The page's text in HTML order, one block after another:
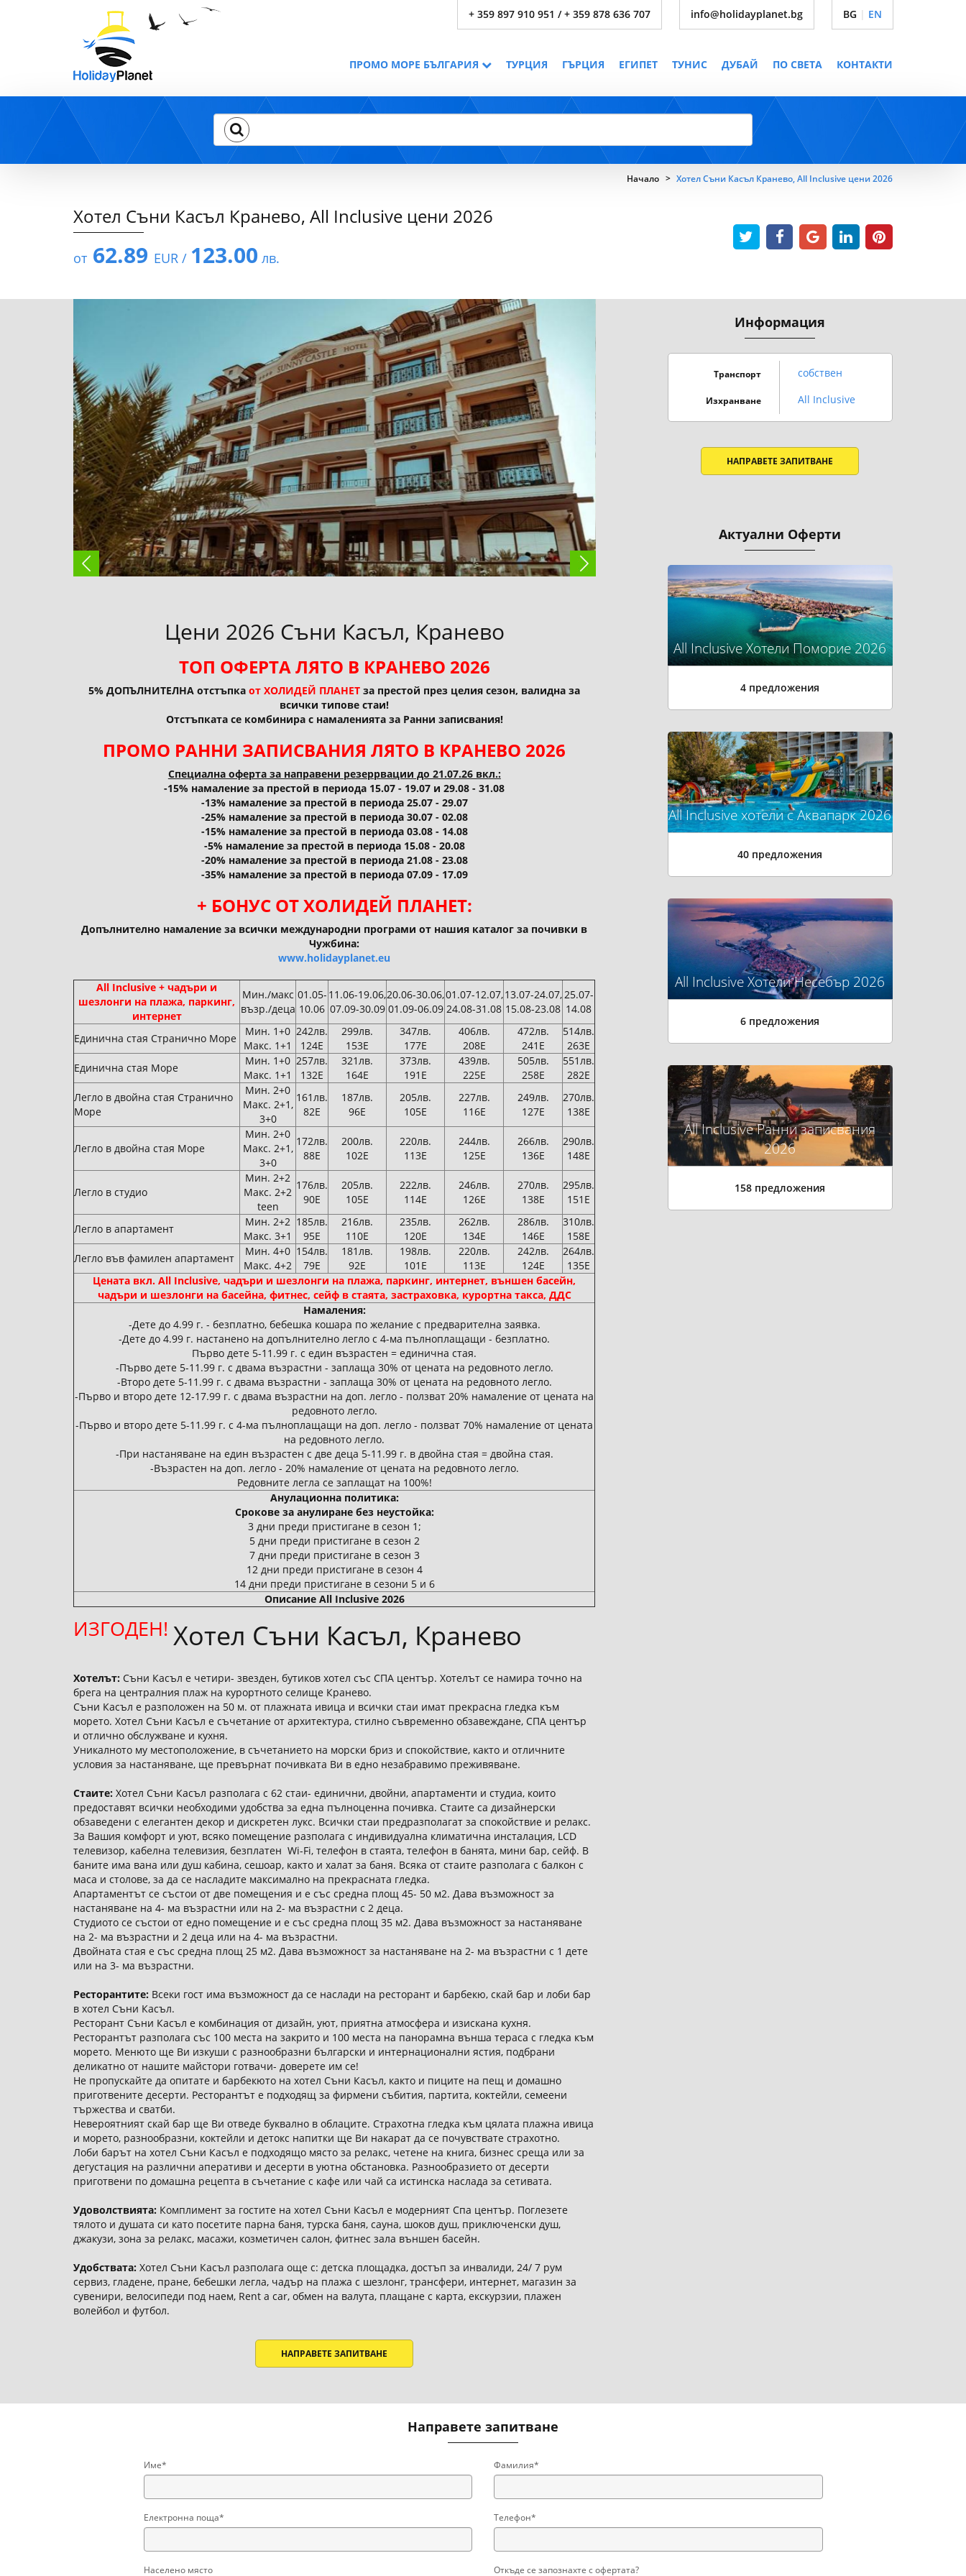
ПРОМО МОРЕ БЪЛГАРИЯ ТУРЦИЯ ГЪРЦИЯ ЕГИПЕТ ТУНИС ДУБАЙ ПО СВЕТА КОНТАКТИ
+ 359 897 910 951 / + 359 878 636 707 info@holidayplanet.bg BG | EN
Начало Хотел Съни Касъл Кранево, All Inclusive цени 2026
Хотел Съни Касъл Кранево, All Inclusive цени 2026
от 62.89 EUR / 123.00 лв.
Цени 2026 Съни Касъл, Кранево
ТОП ОФЕРТА ЛЯТО В КРАНЕВО 2026
5% ДОПЪЛНИТЕЛНА отстъпка от ХОЛИДЕЙ ПЛАНЕТ за престой през целия сезон, валидна за
всички типове стаи!
Отстъпката се комбинира с намаленията за Ранни записвания!
ПРОМО РАННИ ЗАПИСВАНИЯ ЛЯТО В КРАНЕВО 2026
Специална оферта за направени резеррвации до 21.07.26 вкл.:
-15% намаление за престой в периода 15.07 - 19.07 и 29.08 - 31.08
-13% намаление за престой в периода 25.07 - 29.07
-25% намаление за престой в периода 30.07 - 02.08
-15% намаление за престой в периода 03.08 - 14.08
-5% намаление за престой в периода 15.08 - 20.08
-20% намаление за престой в периода 21.08 - 23.08
-35% намаление за престой в периода 07.09 - 17.09
+ БОНУС ОТ ХОЛИДЕЙ ПЛАНЕТ:
Допълнително намаление за всички международни програми от нашия каталог за почивки в
Чужбина:
www.holidayplanet.eu
All Inclusive + чадъри и
шезлонги на плажа, паркинг,
интернет
Мин./макс
възр./деца
01.05-
10.06
11.06-19.06,
07.09-30.09
20.06-30.06,
01.09-06.09
01.07-12.07,
24.08-31.08
13.07-24.07,
15.08-23.08
25.07-
14.08
Единична стая Странично Море
Мин. 1+0
Макс. 1+1
242лв.
124Е
299лв.
153Е
347лв.
177Е
406лв.
208Е
472лв.
241Е
514лв.
263Е
Единична стая Море
Мин. 1+0
Макс. 1+1
257лв.
132Е
321лв.
164Е
373лв.
191Е
439лв.
225Е
505лв.
258Е
551лв.
282Е
Легло в двойна стая Странично
Море
Мин. 2+0
Макс. 2+1,
3+0
161лв.
82Е
187лв.
96Е
205лв.
105Е
227лв.
116Е
249лв.
127Е
270лв.
138Е
Легло в двойна стая Море
Мин. 2+0
Макс. 2+1,
3+0
172лв.
88Е
200лв.
102Е
220лв.
113Е
244лв.
125Е
266лв.
136Е
290лв.
148Е
Легло в студио
Мин. 2+2
Макс. 2+2
teen
176лв.
90Е
205лв.
105Е
222лв.
114Е
246лв.
126Е
270лв.
138Е
295лв.
151Е
Легло в апартамент
Мин. 2+2
Макс. 3+1
185лв.
95Е
216лв.
110Е
235лв.
120Е
262лв.
134Е
286лв.
146Е
310лв.
158Е
Легло във фамилен апартамент
Мин. 4+0
Макс. 4+2
154лв.
79Е
181лв.
92Е
198лв.
101Е
220лв.
113Е
242лв.
124Е
264лв.
135Е
Цената вкл. All Inclusive, чадъри и шезлонги на плажа, паркинг, интернет, външен басейн,
чадъри и шезлонги на басейна, фитнес, сейф в стаята, застраховка, курортна такса, ДДС
Намаления:
-Дете до 4.99 г. - безплатно, бебешка кошара по желание с предварителна заявка.
-Дете до 4.99 г. настанено на допълнително легло с 4-ма пълноплащащи - безплатно.
Първо дете 5-11.99 г. с един възрастен = единична стая.
-Първо дете 5-11.99 г. с двама възрастни - заплаща 30% от цената на редовното легло.
-Второ дете 5-11.99 г. с двама възрастни - заплаща 30% от цената на редовното легло.
-Първо и второ дете 12-17.99 г. с двама възрастни на доп. легло - ползват 20% намаление от цената на
редовното легло.
-Първо и второ дете 5-11.99 г. с 4-ма пълноплащащи на доп. легло - ползват 70% намаление от цената
на редовното легло.
-При настаняване на един възрастен с две деца 5-11.99 г. в двойна стая = двойна стая.
-Възрастен на доп. легло - 20% намаление от цената на редовното легло.
Редовните легла се заплащат на 100%!
Анулационна политика:
Срокове за анулиране без неустойка:
3 дни преди пристигане в сезон 1;
5 дни преди пристигане в сезон 2
7 дни преди пристигане в сезон 3
12 дни преди пристигане в сезон 4
14 дни преди пристигане в сезони 5 и 6
Описание All Inclusive 2026
ИЗГОДЕН! Хотел Съни Касъл, Кранево
Хотелът: Съни Касъл е четири- звезден, бутиков хотел със СПА център. Хотелът се намира точно на
брега на централния плаж на курортното селище Кранево.
Съни Касъл е разположен на 50 м. oт плажната ивица и всички стаи имат прекрасна гледка към
морето. Хотел Съни Касъл е съчетание от архитектура, стилно съвременно обзавеждане, СПА център
и отлично обслужване и кухня.
Уникалното му местоположение, в съчетанието на морски бриз и спокойствие, както и отличните
условия за настаняване, ще превърнат почивката Ви в едно незабравимо преживяване.
Стаите: Хотел Съни Касъл разполага с 62 стаи- единични, двойни, апартаменти и студиа, които
предоставят всички необходими удобства за една пълноценна почивка. Стаите са дизайнерски
обзаведени с елегантен декор и дискретен лукс. Всички стаи предразполагат за спокойствие и релакс.
За Вашия комфорт и уют, всяко помещение разполага с индивидуална климатична инсталация, LCD
телевизор, кабелна телевизия, безплатен Wi-Fi, телефон в стаята, телефон в банята, мини бар, сейф. В
баните има вана или душ кабина, сешоар, както и халат за баня. Всяка от стаите разполага с балкон с
маса и столове, за да се насладите максимално на прекрасната гледка.
Апартаментът се състои от две помещения и е със средна площ 45- 50 м2. Дава възможност за
настаняване на 4- ма възрастни или на 2- ма възрастни с 2 деца.
Студиото се състои от едно помещение и е със средна площ 35 м2. Дава възможност за настаняване
на 2- ма възрастни и 2 деца или на 4- ма възрастни.
Двойната стая е със средна площ 25 м2. Дава възможност за настаняване на 2- ма възрастни с 1 дете
или на 3- ма възрастни.
Ресторантите: Всеки гост има възможност да се наслади на ресторант и барбекю, скай бар и лоби бар
в хотел Съни Касъл.
Ресторант Съни Касъл е комбинация от дизайн, уют, приятна атмосфера и изискана кухня.
Ресторантът разполага със 100 места на закрито и 100 места на панорамна външа тераса с гледка към
морето. Менюто ще Ви изкуши с разнообразни български и интернационални ястия, подбрани
деликатно от нашите майстори готвачи- доверете им се!
Не пропускайте да опитате и барбекюто на хотел Съни Касъл, както и пиците на пещ и домашно
приготвените десерти. Ресторантът е подходящ за фирмени събития, партита, коктейли, семеени
тържества и сватби.
Невероятният скай бар ще Ви отведе буквално в облаците. Страхотна гледка към цялата плажна ивица
и морето, разнообразни, коктейли и детокс напитки ще Ви накарат да се почувствате страхотно.
Лоби барът на хотел Съни Касъл е подходящо място за релакс, четене на книга, бизнес среща или за
дегустация на различни аперативи и десерти в уютна обстановка. Разнообразието от десерти
приготвени по домашна рецепта в съчетание с кафе или чай са истинска наслада за сетивата.
Удоволствията: Комплимент за гостите на хотел Съни Касъл е модерният Спа център. Поглезете
тялото и душата си като посетите парна баня, турска баня, сауна, шоков душ, приключенски душ,
джакузи, зона за релакс, масажи, козметичен салон, фитнес зала външен басейн.
Удобствата: Хотел Съни Касъл разполага още с: детска площадка, достъп за инвалиди, 24/ 7 рум
сервиз, гладене, пране, бебешки легла, чадър на плажа с шезлонг, трансфери, интернет, магазин за
сувенири, велосипеди под наем, Rent a car, обмен на валута, плащане с карта, екскурзии, плажен
волейбол и футбол.
НАПРАВЕТЕ ЗАПИТВАНЕ
Информация
Транспорт собствен
Изхранване All Inclusive
НАПРАВЕТЕ ЗАПИТВАНЕ
Актуални Оферти
All Inclusive Хотели Поморие 2026
4 предложения
All Inclusive хотели с Аквапарк 2026
40 предложения
All Inclusive Хотели Несебър 2026
6 предложения
All Inclusive Ранни записвания
2026
158 предложения
Направете запитване
Име* Фамилия*
Електронна поща* Телефон*
Населено място Откъде се запознахте с офертата?